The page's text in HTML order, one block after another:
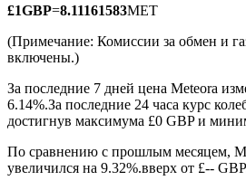
USDC фьючерсы
£1GBP=8.11161583MET
(Примечание: Комиссии за обмен и
включены.)
За последние 7 дней цена Meteora
6.14%.За последние 24 часа курс
достигнув максимума £0 GBP и
По сравнению с прошлым месяцем,
увеличился на 9.32%.вверх от £--